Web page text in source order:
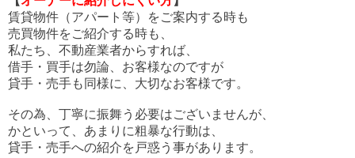
賃貸物件（アパート等）をご案内する時も
売買物件をご紹介する時も、
私たち、不動産業者からすれば、
借手・買手は勿論、お客様なのですが
貸手・売手も同様に、大切なお客様です。
その為、丁寧に振舞う必要はございませんが、
かといって、あまりに粗暴な行動は、
貸手・売手への紹介を戸惑う事があります。